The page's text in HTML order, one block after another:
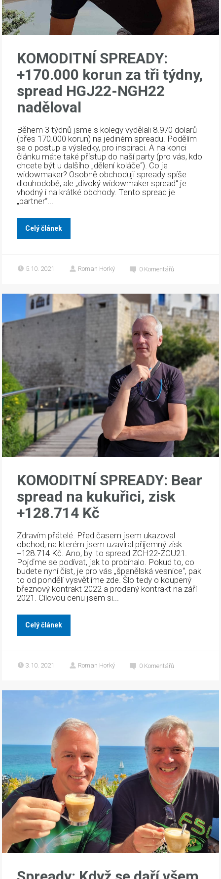
KOMODITNÍ SPREADY:
+170.000 korun za tři týdny,
spread HGJ22-NGH22
naděloval
Během 3 týdnů jsme s kolegy vydělali 8.970 dolarů
(přes 170.000 korun) na jediném spreadu. Podělím
se o postup a výsledky, pro inspiraci. A na konci
článku máte také přístup do naší party (pro vás, kdo
chcete být u dalšího „dělení koláče“). Co je
widowmaker? Osobně obchoduji spready spíše
dlouhodobě, ale „divoký widowmaker spread“ je
vhodný i na krátké obchody. Tento spread je
„partner“...
Celý článek
5.10. 2021 Roman Horký 0 Komentářů
KOMODITNÍ SPREADY: Bear
spread na kukuřici, zisk
+128.714 Kč
Zdravím přátelé. Před časem jsem ukazoval
obchod, na kterém jsem uzavíral příjemný zisk
+128.714 Kč. Ano, byl to spread ZCH22-ZCU21.
Pojďme se podívat, jak to probíhalo. Pokud to, co
budete nyní číst, je pro vás „španělská vesnice“, pak
to od pondělí vysvětlíme zde. Šlo tedy o koupený
březnový kontrakt 2022 a prodaný kontrakt na září
2021. Cílovou cenu jsem si...
Celý článek
3.10. 2021 Roman Horký 0 Komentářů